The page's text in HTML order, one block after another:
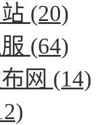
(20)
(64)
网 (14)